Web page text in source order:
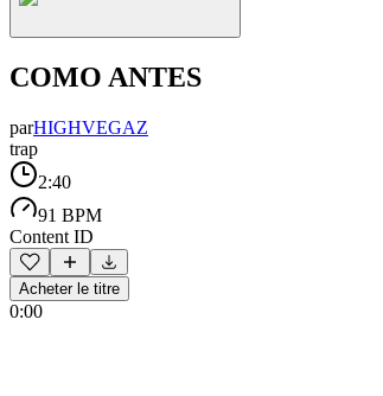
COMO ANTES
parHIGHVEGAZ
trap
2:40
91 BPM
Content ID
Acheter le titre
0:00